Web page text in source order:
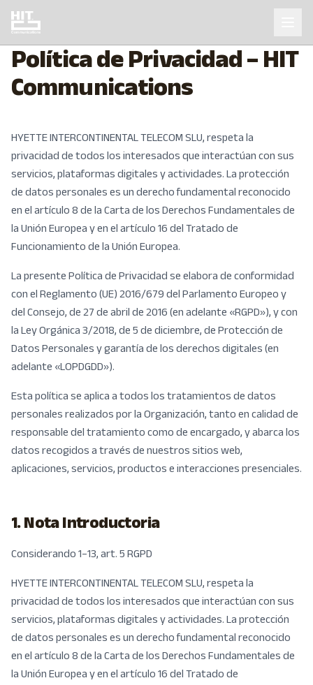
Política de Privacidad – HIT
Communications
HYETTE INTERCONTINENTAL TELECOM SLU, respeta la
privacidad de todos los interesados que interactúan con sus
servicios, plataformas digitales y actividades. La protección
de datos personales es un derecho fundamental reconocido
en el artículo 8 de la Carta de los Derechos Fundamentales de
la Unión Europea y en el artículo 16 del Tratado de
Funcionamiento de la Unión Europea.
La presente Política de Privacidad se elabora de conformidad
con el Reglamento (UE) 2016/679 del Parlamento Europeo y
del Consejo, de 27 de abril de 2016 (en adelante «RGPD»), y con
la Ley Orgánica 3/2018, de 5 de diciembre, de Protección de
Datos Personales y garantía de los derechos digitales (en
adelante «LOPDGDD»).
Esta política se aplica a todos los tratamientos de datos
personales realizados por la Organización, tanto en calidad de
responsable del tratamiento como de encargado, y abarca los
datos recogidos a través de nuestros sitios web,
aplicaciones, servicios, productos e interacciones presenciales.
1. Nota Introductoria
Considerando 1–13, art. 5 RGPD
HYETTE INTERCONTINENTAL TELECOM SLU, respeta la
privacidad de todos los interesados que interactúan con sus
servicios, plataformas digitales y actividades. La protección
de datos personales es un derecho fundamental reconocido
en el artículo 8 de la Carta de los Derechos Fundamentales de
la Unión Europea y en el artículo 16 del Tratado de